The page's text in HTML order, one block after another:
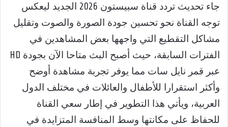
جاء تحديث تردد قناة سبيستون 2026 الجديد ليعكس
توجه القناة نحو تحسين جودة الصورة والصوت وتقليل
مشاكل التقطيع التي واجهها بعض المشاهدين في
الفترات السابقة، حيث أصبح البث متاحا الآن بجودة HD
عبر قمر نايل سات مما يوفر تجربة مشاهدة أوضح
وأكثر استقرارا للأطفال والعائلات في مختلف الدول
العربية، ويأتي هذا التطوير في إطار سعي القناة
للحفاظ على مكانتها وسط المنافسة المتزايدة في